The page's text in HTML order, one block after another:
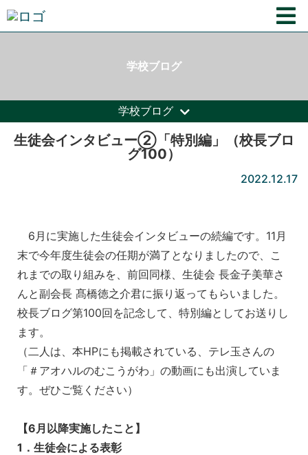
学校ブログ
学校ブログ
生徒会インタビュー②「特別編」（校長ブロ
グ100）
2022.12.17
6月に実施した生徒会インタビューの続編です。11月
末で今年度生徒会の任期が満了となりましたので、こ
れまでの取り組みを、前回同様、生徒会 長金子美華さ
んと副会長 髙橋徳之介君に振り返ってもらいました。
校長ブログ第100回を記念して、特別編としてお送りし
ます。
（二人は、本HPにも掲載されている、テレ玉さんの
「＃アオハルのむこうがわ」の動画にも出演していま
す。ぜひご覧ください）
【6月以降実施したこと】
1．生徒会による表彰